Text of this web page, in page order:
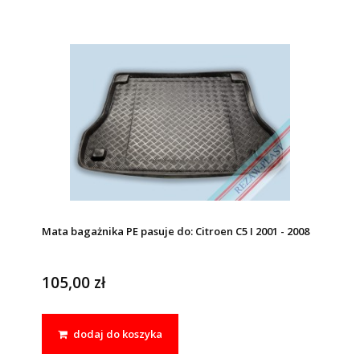
Mata bagażnika PE pasuje do: Citroen C5 I 2001 - 2008
105,00 zł
dodaj do koszyka